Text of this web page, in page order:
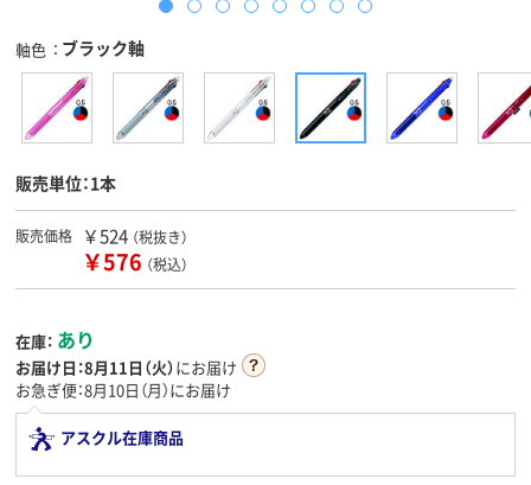
軸色 ブラック軸
販売単位：1本
販売価格 ￥524 （税抜き）
￥576 （税込）
在庫： あり
お届け日：8月11日（火）にお届け
お急ぎ便：8月10日（月）にお届け
アスクル在庫商品